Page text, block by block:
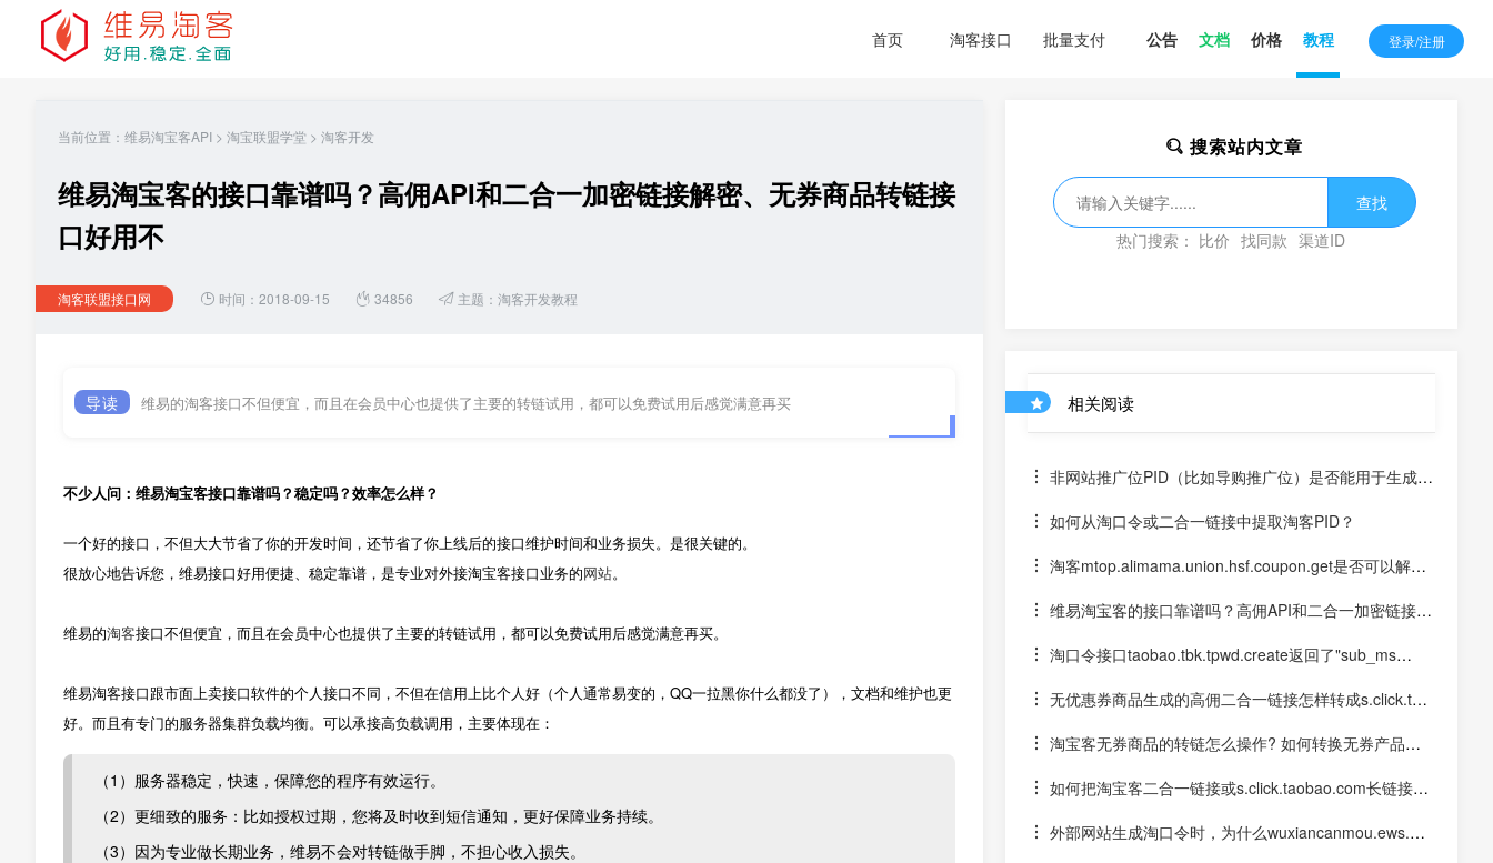
首页 淘客接口 批量支付 公告 文档 价格 教程 登录/注册
当前位置： 维易淘宝客API > 淘宝联盟学堂 > 淘客开发
维易淘宝客的接口靠谱吗？高佣API和二合一加密链接解密、无券商品转链接
口好用不
淘客联盟接口网 时间：2018-09-15 34856 主题： 淘客开发教程
导读 维易的淘客接口不但便宜，而且在会员中心也提供了主要的转链试用，都可以免费试用后感觉满意再买
不少人问：维易淘宝客接口靠谱吗？稳定吗？效率怎么样？
一个好的接口，不但大大节省了你的开发时间，还节省了你上线后的接口维护时间和业务损失。是很关键的。
很放心地告诉您，维易接口好用便捷、稳定靠谱，是专业对外接淘宝客接口业务的网站。
维易的淘客接口不但便宜，而且在会员中心也提供了主要的转链试用，都可以免费试用后感觉满意再买。
维易淘客接口跟市面上卖接口软件的个人接口不同，不但在信用上比个人好（个人通常易变的，QQ一拉黑你什么都没了），文档和维护也更
好。而且有专门的服务器集群负载均衡。可以承接高负载调用，主要体现在：
（1）服务器稳定，快速，保障您的程序有效运行。
（2）更细致的服务：比如授权过期，您将及时收到短信通知，更好保障业务持续。
（3）因为专业做长期业务，维易不会对转链做手脚，不担心收入损失。
搜索站内文章
查找
热门搜索： 比价 找同款 渠道ID
相关阅读
非网站推广位PID（比如导购推广位）是否能用于生成淘
宝客二合一链接？
如何从淘口令或二合一链接中提取淘客PID？
淘客mtop.alimama.union.hsf.coupon.get是否可以解密
淘口令二合一链接？
维易淘宝客的接口靠谱吗？高佣API和二合一加密链接解
密、无券商品转链接口好用不？
淘口令接口taobao.tbk.tpwd.create返回了"sub_ms
g":"口令跳转url不支持口令转换"
无优惠券商品生成的高佣二合一链接怎样转成s.click.tao
bao.com推广链？
淘宝客无券商品的转链怎么操作? 如何转换无券产品二
合一的高佣API？
如何把淘宝客二合一链接或s.click.taobao.com长链接转
成短链接？
外部网站生成淘口令时，为什么wuxiancanmou.ews.m.j